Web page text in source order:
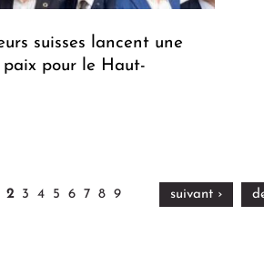
suisses lancent une
pour le Haut-
2 3 4 5 6 7 8 9 suivant ›